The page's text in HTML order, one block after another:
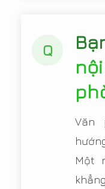
Q
Văn
Một